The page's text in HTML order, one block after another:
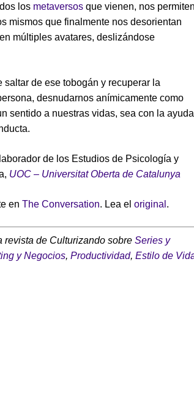
los metaversos que vienen, nos permiten
mismos que finalmente nos desorientan
múltiples avatares, deslizándose
de ese tobogán y recuperar la
desnudarnos anímicamente como
sentido a nuestras vidas, sea con la ayuda
de los Estudios de Psicología y
UOC – Universitat Oberta de Catalunya
en The Conversation. Lea el original .
revista de Culturizando sobre Series y
y Negocios, Productividad, Estilo de